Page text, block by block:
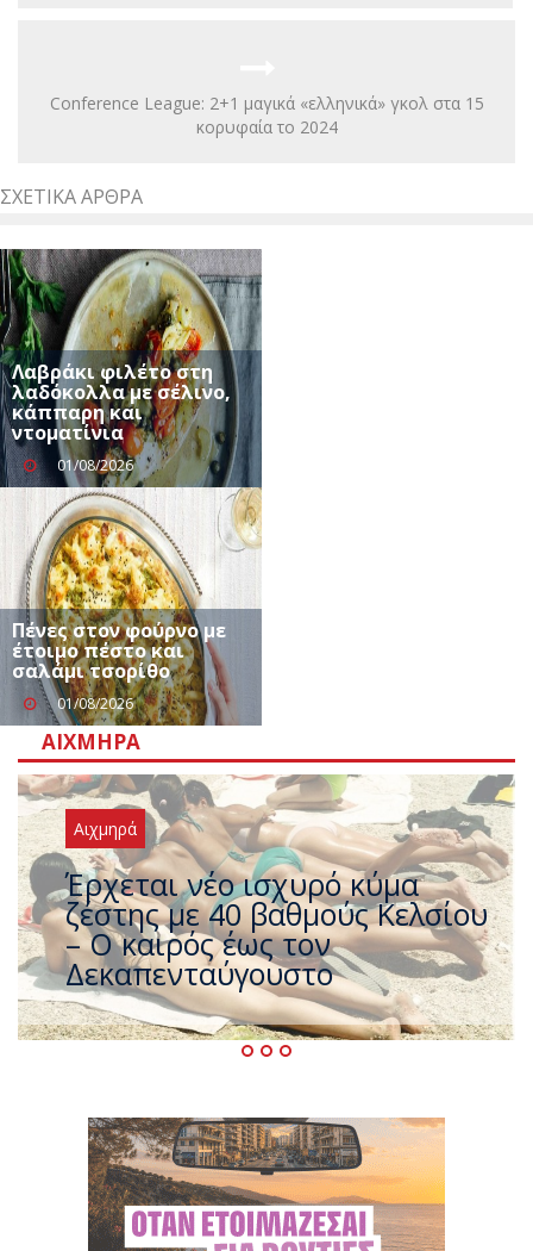
Conference League: 2+1 μαγικά «ελληνικά» γκολ στα 15
κορυφαία το 2024
ΣΧΕΤΙΚΆ ΆΡΘΡΑ
Λαβράκι φιλέτο στη
λαδόκολλα με σέλινο,
κάππαρη και
ντοματίνια
01/08/2026
Πένες στον φούρνο με
έτοιμο πέστο και
σαλάμι τσορίθο
01/08/2026
ΑΙΧΜΗΡΆ
Αιχμηρά
Άφαντος ο Τσίπρας… την ώρα
που η χώρα καίγεται